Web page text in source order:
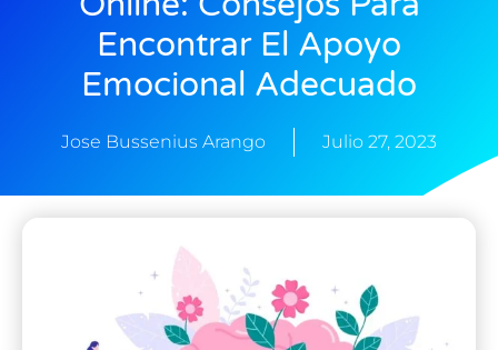
Encontrar El Apoyo
Emocional Adecuado
Jose Bussenius Arango Julio 27, 2023